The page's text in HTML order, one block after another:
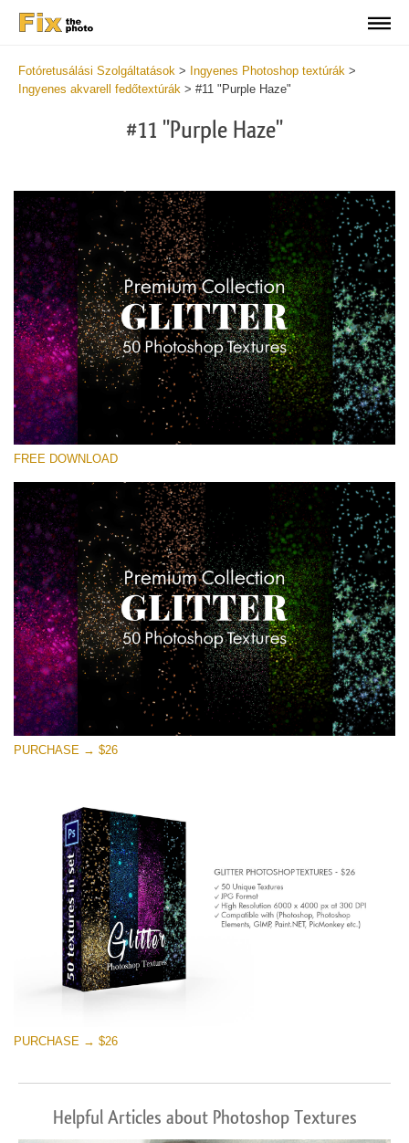
Fotóretusálási Szolgáltatások > Ingyenes Photoshop textúrák >
Ingyenes akvarell fedőtextúrák > #11 "Purple Haze"
#11 "Purple Haze"
Kérlek, válassz
Small 800*533px
Universe Stars Glitters
(50 Textures)
Large 6000*4000px
Entire Collection
(1783 Overlays)
Large 6000*4000px
Ingyenes letöltés
FREE DOWNLOAD
PURCHASE → $26
PURCHASE → $26
Helpful Articles about Photoshop Textures